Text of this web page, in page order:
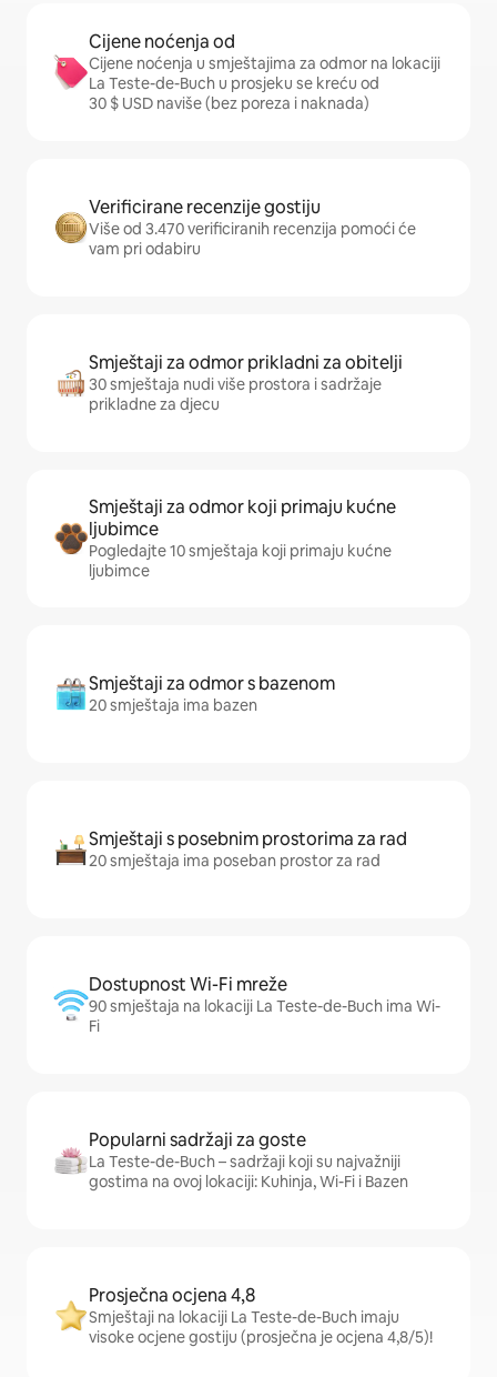
Cijene noćenja od
Cijene noćenja u smještajima za odmor na lokaciji
La Teste-de-Buch u prosjeku se kreću od
30 $ USD naviše (bez poreza i naknada)
Verificirane recenzije gostiju
Više od 3.470 verificiranih recenzija pomoći će
vam pri odabiru
Smještaji za odmor prikladni za obitelji
30 smještaja nudi više prostora i sadržaje
prikladne za djecu
Smještaji za odmor koji primaju kućne
ljubimce
Pogledajte 10 smještaja koji primaju kućne
ljubimce
Smještaji za odmor s bazenom
20 smještaja ima bazen
Smještaji s posebnim prostorima za rad
20 smještaja ima poseban prostor za rad
Dostupnost Wi-Fi mreže
90 smještaja na lokaciji La Teste-de-Buch ima Wi-
Fi
Popularni sadržaji za goste
La Teste-de-Buch – sadržaji koji su najvažniji
gostima na ovoj lokaciji: Kuhinja, Wi-Fi i Bazen
Prosječna ocjena 4,8
Smještaji na lokaciji La Teste-de-Buch imaju
visoke ocjene gostiju (prosječna je ocjena 4,8/5)!